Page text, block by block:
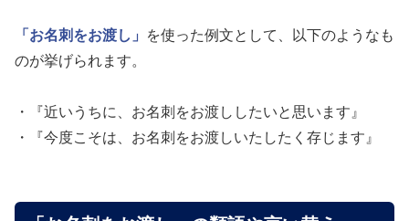
「お名刺をお渡し」
を使った例文として、以下のようなも
のが挙げられます。
・『近いうちに、お名刺をお渡ししたいと思います』
・『今度こそは、お名刺をお渡しいたしたく存じます』